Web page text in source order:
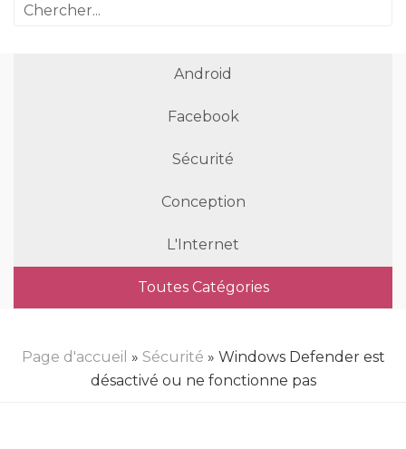
Android
Facebook
Sécurité
Conception
L'Internet
Toutes Catégories
Page d'accueil » Sécurité » Windows Defender est
désactivé ou ne fonctionne pas